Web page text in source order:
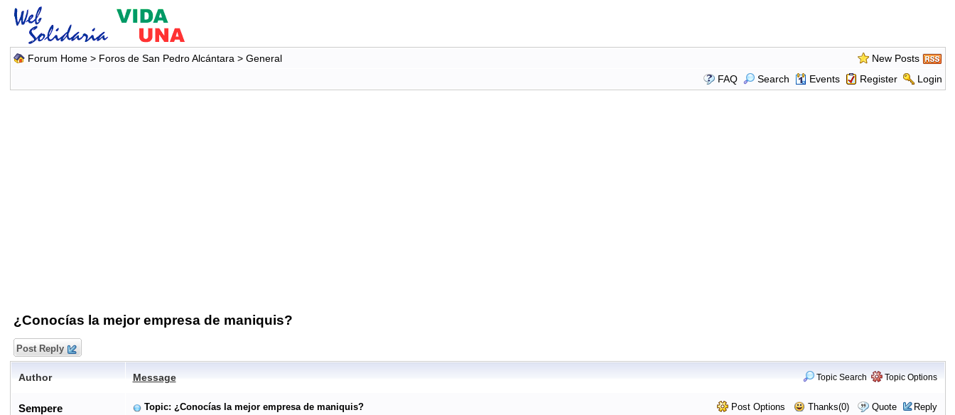
Forum Home> Foros de San Pedro Alcántara > General
New Posts
FAQ
Search Events Register Login
¿Conocías la mejor empresa de maniquis?
Post Reply
Author Message Topic Search Topic Options
Sempere
Post Options Thanks(0) Quote Reply
Topic: ¿Conocías la mejor empresa de maniquis?